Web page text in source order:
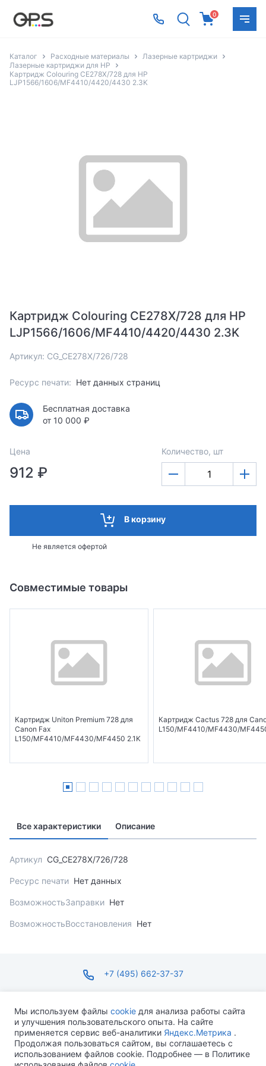
0
Каталог Расходные материалы
Лазерные картриджи
Лазерные картриджи для HP
Картридж Colouring CE278X/728 для HP
LJP1566/1606/MF4410/4420/4430 2.3K
Картридж Colouring CE278X/728 для HP
LJP1566/1606/MF4410/4420/4430 2.3K
Артикул: CG_CE278X/726/728
Ресурс печати: Нет данных страниц
Бесплатная доставка
от 10 000 ₽
Цена
912 ₽
Количество, шт
В корзину
Не является офертой
Совместимые товары
Картридж Uniton Premium 728 для
Canon Fax
L150/MF4410/MF4430/MF4450 2.1K
Картридж Cactus 728 для
L150/MF4410/MF4430/
Все характеристики Описание
Артикул CG_CE278X/726/728
Ресурс печати Нет данных
ВозможностьЗаправки Нет
ВозможностьВосстановления Нет
+7 (495) 662-37-37
ПН-ПТ С 09:00 ДО 18:00 СБ-ВС ВЫХОДНОЙ
Мы используем файлы cookie для анализа работы сайта
и улучшения пользовательского опыта. На сайте
применяется сервис веб-аналитики Яндекс.Метрика .
Продолжая пользоваться сайтом, вы соглашаетесь с
использованием файлов cookie. Подробнее — в Политике